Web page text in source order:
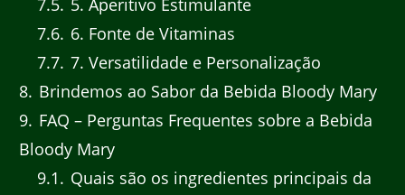
7.5 5. Aperitivo Estimulante
7.6 6. Fonte de Vitaminas
7.7 7. Versatilidade e Personalização
8 Brindemos ao Sabor da Bebida Bloody Mary
9 FAQ – Perguntas Frequentes sobre a Bebida
Bloody Mary
9.1
Quais são os ingredientes principais da